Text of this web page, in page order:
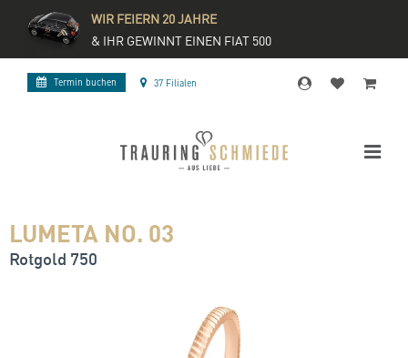
WIR FEIERN 20 JAHRE
& IHR GEWINNT EINEN FIAT 500
Termin buchen 37 Filialen
LUMETA NO. 03
Rotgold 750